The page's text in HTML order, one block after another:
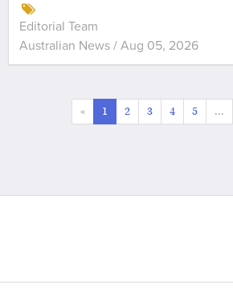
Editorial Team
Australian News / Aug 05, 2026
« 1 2 3 4 5 ...